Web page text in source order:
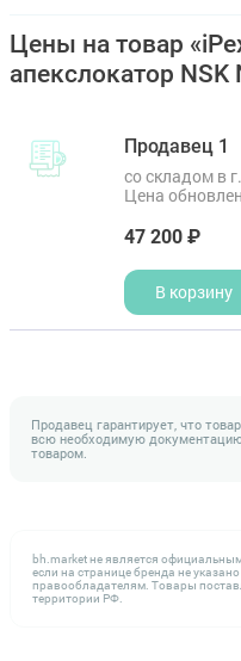
Цены на товар
апекслокатор
Продавец 1
со складом в
Цена
47 200 ₽
В корзину
Продавец гарантирует, что
всю необходимую
товаром.
bh.market не является
если на странице бренда не
правообладателям. Товары
территории РФ.